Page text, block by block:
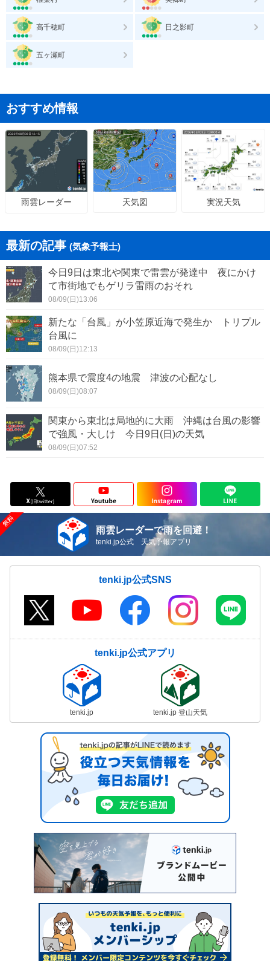
高千穂町 日之影町
五ヶ瀬町
おすすめ情報
雨雲レーダー 天気図 実況天気
最新の記事 (気象予報士)
今日9日は東北や関東で雷雲が発達中 夜にかけ
て市街地でもゲリラ雷雨のおそれ
08/09(日)13:06
新たな「台風」が小笠原近海で発生か トリプル
台風に
08/09(日)12:13
熊本県で震度4の地震 津波の心配なし
08/09(日)08:07
関東から東北は局地的に大雨 沖縄は台風の影響
で強風・大しけ 今日9日(日)の天気
08/09(日)07:52
雨雲レーダーで雨を回避！
tenki.jp公式 天気予報アプリ
tenki.jp公式SNS
tenki.jp公式アプリ
tenki.jp tenki.jp 登山天気